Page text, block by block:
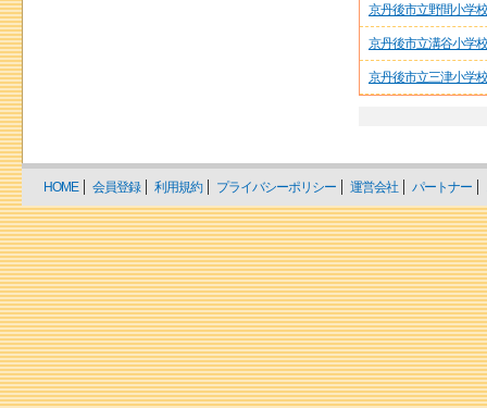
京丹後市立野間小学校
京丹後市立溝谷小学校
京丹後市立三津小学校
HOME 会員登録 利用規約 プライバシーポリシー 運営会社 パートナー